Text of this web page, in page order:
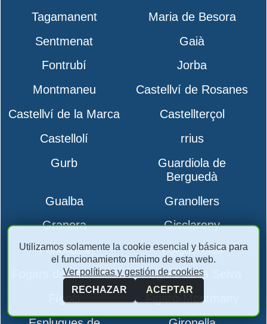
Tagamanent
Maria de Besora
Sentmenat
Gaià
Fontrubí
Jorba
Montmaneu
Castellví de Rosanes
Castellví de la Marca
Castellterçol
Castellolí
rrius
Gurb
Guardiola de
Berguedà
Gualba
Granollers
Granera
Gisclareny
Fonollosa
Folgueroles
Fogars de Montclús
Fogars de la Selva
Fígols
Figaró-Montmany
Utilizamos solamente la cookie esencial y básica para
el funcionamiento mínimo de esta web.
Ver políticas y gestión de cookies
RECHAZAR
ACEPTAR